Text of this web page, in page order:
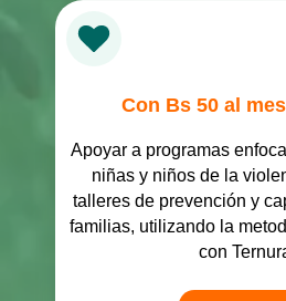
Con Bs 50 al
Apoyar a programas
niñas y niños de la
talleres de prevención y
familias, utilizando la
con